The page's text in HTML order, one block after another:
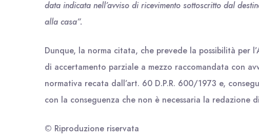
data indicata nell’avviso di ricevimento sottoscritto dal
alla casa”.
Dunque, la norma citata, che prevede la possibilità per
di accertamento parziale a mezzo raccomandata con
normativa recata dall’art. 60 D.P.R. 600/1973 e,
con la conseguenza che non è necessaria la redazione
© Riproduzione riservata